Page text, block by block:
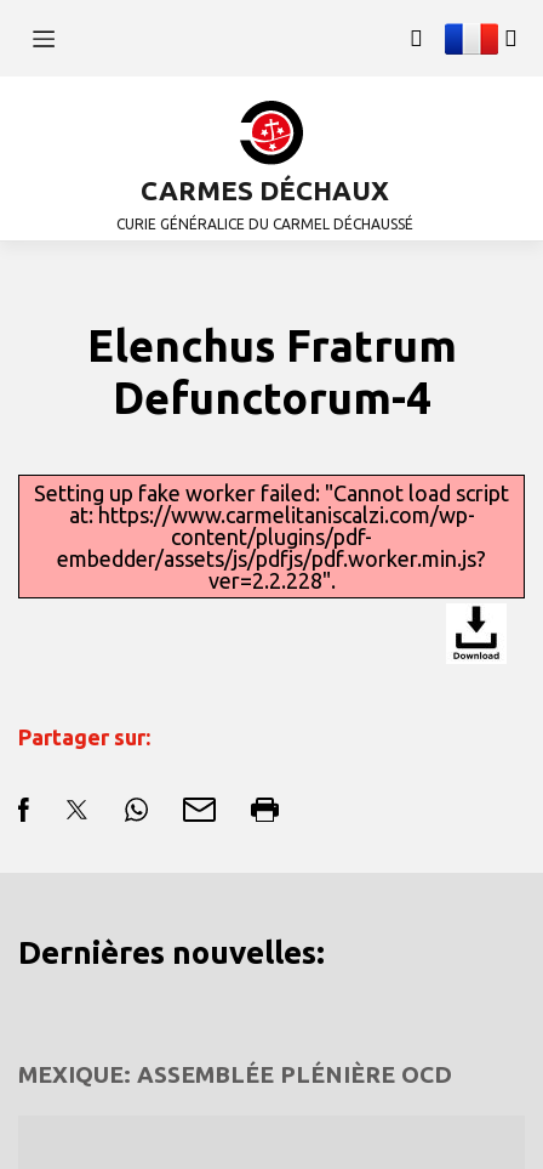
CARMES DÉCHAUX
CURIE GÉNÉRALICE DU CARMEL DÉCHAUSSÉ
Elenchus Fratrum
Defunctorum-4
Setting up fake worker failed: "Cannot load script
at: https://www.carmelitaniscalzi.com/wp-
content/plugins/pdf-
embedder/assets/js/pdfjs/pdf.worker.min.js?
ver=2.2.228".
Partager sur:
Dernières nouvelles:
MEXIQUE: ASSEMBLÉE PLÉNIÈRE OCD